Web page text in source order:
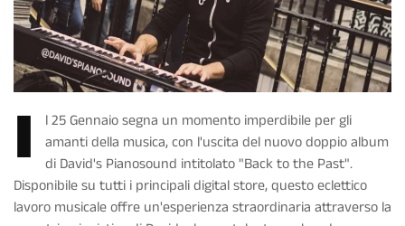
I
l 25 Gennaio segna un momento imperdibile per gli
amanti della musica, con l'uscita del nuovo doppio album
di David's Pianosound intitolato "Back to the Past".
Disponibile su tutti i principali digital store, questo eclettico
lavoro musicale offre un'esperienza straordinaria attraverso la